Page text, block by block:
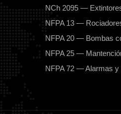
NCh 2095 —
NFPA 13 —
NFPA 20 — Bombas
NFPA 25 —
NFPA 72 — Alarmas y